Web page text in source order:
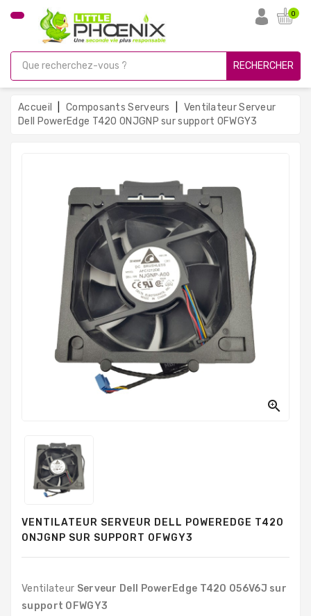
CATÉGORIE
Gamer
Unités
Centrales
Reconditionnées
Ordinateurs
Processeurs
Mémoires
Disques
Durs
PC
0
RECHERCHER
Accueil Composants Serveurs
Ventilateur Serveur
Dell PowerEdge T420 0NJGNP sur support 0FWGY3

VENTILATEUR SERVEUR DELL POWEREDGE T420
0NJGNP SUR SUPPORT 0FWGY3
Ventilateur Serveur Dell PowerEdge T420 056V6J sur
support 0FWGY3